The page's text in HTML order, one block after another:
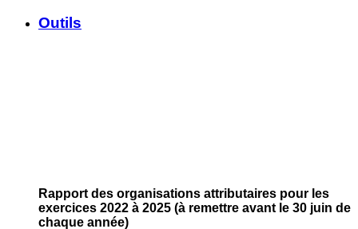
Outils
Rapport des organisations attributaires pour les
exercices 2022 à 2025 (à remettre avant le 30 juin de
chaque année)